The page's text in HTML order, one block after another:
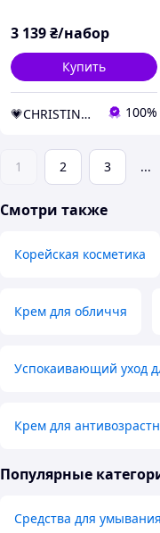
3 139₴/набор
Купить
💗CHRISTINA💗 100%
1 2 3 ...
Смотри также
Корейская косметика
Крем для обличчя
Успокаивающий уход
Крем для
Популярные
Средства для